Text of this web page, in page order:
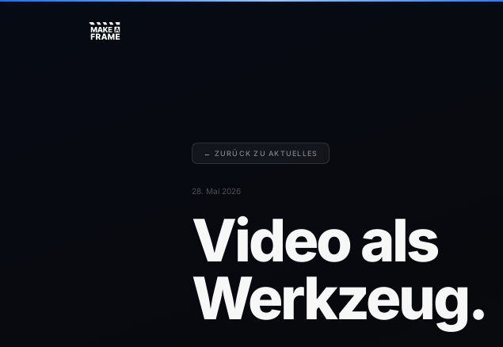
← ZURÜCK ZU AKTUELLES
28. Mai 2026
Video als
Werkzeug.